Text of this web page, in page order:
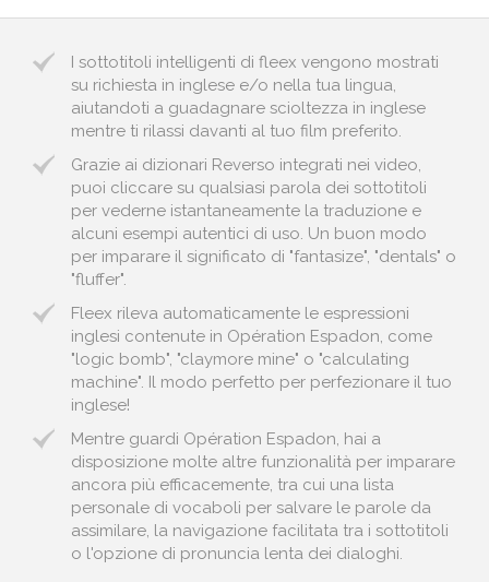
I sottotitoli intelligenti di fleex vengono mostrati
su richiesta in inglese e/o nella tua lingua,
aiutandoti a guadagnare scioltezza in inglese
mentre ti rilassi davanti al tuo film preferito.
Grazie ai dizionari Reverso integrati nei video,
puoi cliccare su qualsiasi parola dei sottotitoli
per vederne istantaneamente la traduzione e
alcuni esempi autentici di uso. Un buon modo
per imparare il significato di "fantasize", "dentals" o
"fluffer".
Fleex rileva automaticamente le espressioni
inglesi contenute in Opération Espadon, come
"logic bomb", "claymore mine" o "calculating
machine". Il modo perfetto per perfezionare il tuo
inglese!
Mentre guardi Opération Espadon, hai a
disposizione molte altre funzionalità per imparare
ancora più efficacemente, tra cui una lista
personale di vocaboli per salvare le parole da
assimilare, la navigazione facilitata tra i sottotitoli
o l'opzione di pronuncia lenta dei dialoghi.